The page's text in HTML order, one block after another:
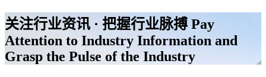
关注行业资讯 · 把握行业脉搏 Pay
Attention to Industry Information and
Grasp the Pulse of the Industry